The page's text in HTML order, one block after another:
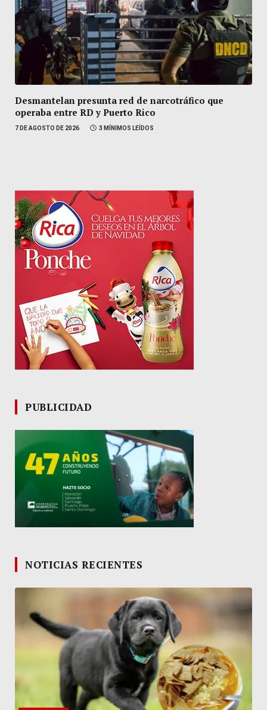
Desmantelan presunta red de narcotráfico que
operaba entre RD y Puerto Rico
7 DE AGOSTO DE 2026 3 MÍNIMOS LEÍDOS
PUBLICIDAD
NOTICIAS RECIENTES